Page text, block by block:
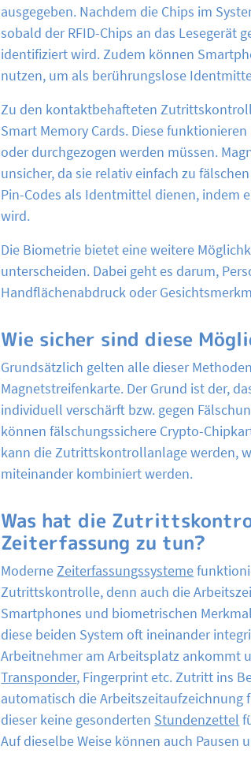
ausgegeben. Nachdem die Chips im
sobald der RFID-Chips an das Lesegerät
identifiziert wird. Zudem können
nutzen, um als berührungslose
Zu den kontaktbehafteten
Smart Memory Cards. Diese
oder durchgezogen werden müssen.
unsicher, da sie relativ einfach zu
Pin-Codes als Identmittel dienen, indem
wird.
Die Biometrie bietet eine weitere
unterscheiden. Dabei geht es darum,
Handflächenabdruck oder
Wie sicher sind diese
Grundsätzlich gelten alle dieser
Magnetstreifenkarte. Der Grund ist der,
individuell verschärft bzw. gegen
können fälschungssichere Crypto-
kann die Zutrittskontrollanlage werden,
miteinander kombiniert werden.
Was hat die
Zeiterfassung zu tun?
ModerneZeiterfassungssysteme
Zutrittskontrolle, denn auch die
Smartphones und biometrischen
diese beiden System oft ineinander
Arbeitnehmer am Arbeitsplatz ankommt
Transponder, Fingerprint etc. Zutritt ins
automatisch die Arbeitszeitaufzeichnung
dieser keine gesonderten Stundenzettel
Auf dieselbe Weise können auch Pausen